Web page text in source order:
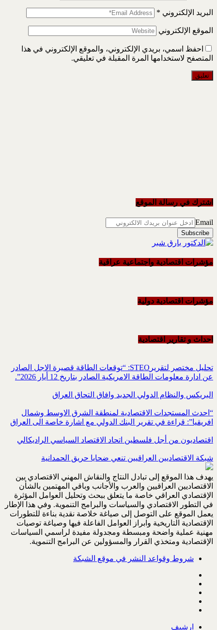
البريد الإلكتروني *
الموقع الإلكتروني
احفظ اسمي، بريدي الإلكتروني، والموقع الإلكتروني في هذا
المتصفح لاستخدامها المرة المقبلة في تعليقي.
اشترك في رسالة الموقع
Email
مؤشرات اقتصادية واجتماعية عراقية
مؤشرات اقتصادية دولية
احداث و تقاریر اقتصادیة
تحليل مختصر لتقريرSTEO‏: “توقعات الطاقة قصيرة الاجل الصادر
عن ادارة معلومات الطاقة الامريكية ‏الصادر بتاريخ 12 أيار 2026”.‏
البريكس والنظام الدولي الجديد وافاق التحاق العراق
“احدث المستجدات الاقتصادية لمنطقة الشرق الاوسط وشمال
افريقيا”: قراءة في تقرير البنك الدولي مع اشارة خاصة الى العراق
اقتصاديون من أجل فلسطين اتحاد الاقتصاد السياسي الراديكالي
شبكة الاقتصاديين العراقيين تنعي ضحايا حريق الحمدانية
يهدف هذا الموقع إلى تبادل النتاج والنقاش المهني الاقتصادي بين
الاقتصاديين العراقيين والعرب والأجانب وباقي المهتمين بالشأن
الإقتصادي العراقي خاصة ما يتعلق ببحث وتحليل العوامل المؤثرة
في التطور الاقتصادي والسياسات والبرامج التنموية. وفي هذا الإطار
يعمل الموقع على التوصل إلى صياغة خلاصة نقدية بناءة للتطورات
الإقتصادية التاريخية وابراز العوامل الفاعلة فيها وصياغة توصيات
مهنية عملية واضحة ومبسطة ومجدولة مفيدة لراسمي السياسات
الإقتصادية ومتخذي القرار والمسؤولين عن البرامج التنموية.
شروط وقواعد النشر في موقع الشبكة
ارشيف